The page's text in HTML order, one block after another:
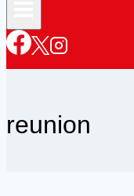
reunion